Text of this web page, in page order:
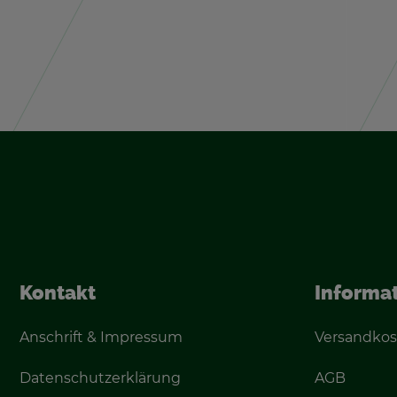
Kon­takt
An­schrift & Im­pres­sum
Da­ten­schutz­er­klä­rung AGB